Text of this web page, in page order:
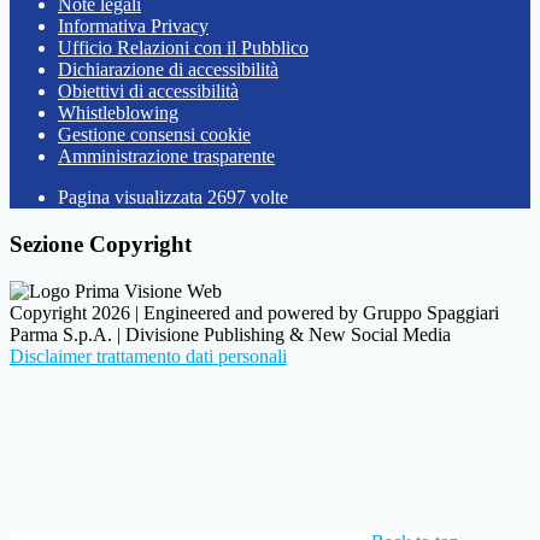
Note legali
Informativa Privacy
Ufficio Relazioni con il Pubblico
Dichiarazione di accessibilità
Obiettivi di accessibilità
Whistleblowing
Gestione consensi cookie
Amministrazione trasparente
Pagina visualizzata 2697 volte
Sezione Copyright
Copyright 2026 | Engineered and powered by Gruppo Spaggiari
Parma S.p.A. | Divisione Publishing & New Social Media
Disclaimer trattamento dati personali